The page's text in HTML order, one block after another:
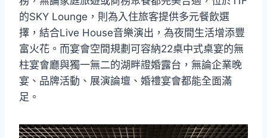
的SKY Lounge，則為入住旅客提供多元餐飲選
擇，結合Live House音樂演出，為夜間生活增添豐
富火花。而宴會空間規劃可容納22桌中式桌宴的無
柱宴會廳與獨一無二的湖畔證婚露台，無論企業晚
宴、品牌活動、展演論壇、婚禮宴會都能全面滿
足。